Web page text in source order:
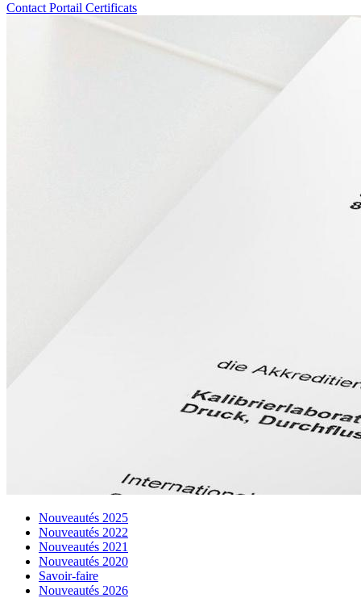
Contact Portail Certificats
Nouveautés 2025
Nouveautés 2022
Nouveautés 2021
Nouveautés 2020
Savoir-faire
Nouveautés 2026